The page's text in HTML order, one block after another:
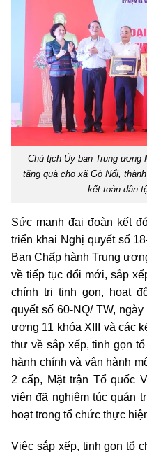
Chủ tịch Ủy ban Trung ương
tặng quà cho xã Gò Nổi,
kết toàn dân
Sức mạnh đại đoàn kết
triển khai Nghị quyết số
Ban Chấp hành Trung
về tiếp tục đổi mới, sắp
chính trị tinh gọn, hoạt
quyết số 60-NQ/ TW,
ương 11 khóa XIII và các
thư về sắp xếp, tinh gọn
hành chính và vận hành
2 cấp, Mặt trận Tổ quốc
viên đã nghiêm túc quán
hoạt trong tổ chức thực
Việc sắp xếp, tinh gọn tổ